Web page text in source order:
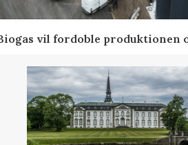
vil fordoble produktionen